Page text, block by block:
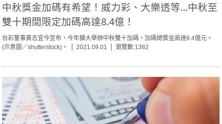
中秋獎金加碼有希望！威力彩、大樂透等...中秋至
雙十期間限定加碼高達8.4億！
台彩董事黃志宜今宣布，今年擴大舉辦中秋雙十加碼，加碼總獎金高達8.4億元。
(示意圖／shutterstock)。
2021.09.01 瀏覽數:1382